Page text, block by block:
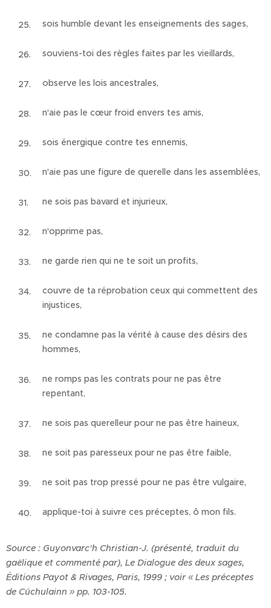
sois humble devant les enseignements des sages,
souviens-toi des règles faites par les vieillards,
observe les lois ancestrales,
n'aie pas le cœur froid envers tes amis,
sois énergique contre tes ennemis,
n'aie pas une figure de querelle dans les assemblées,
ne sois pas bavard et injurieux,
n'opprime pas,
ne garde rien qui ne te soit un profits,
couvre de ta réprobation ceux qui commettent des
injustices,
ne condamne pas la vérité à cause des désirs des
hommes,
ne romps pas les contrats pour ne pas être
repentant,
ne sois pas querelleur pour ne pas être haineux,
ne soit pas paresseux pour ne pas être faible,
ne soit pas trop pressé pour ne pas être vulgaire,
applique-toi à suivre ces préceptes, ô mon fils.
Source : Guyonvarc'h Christian-J. (présenté, traduit du
gaëlique et commenté par), Le Dialogue des deux sages,
Éditions Payot & Rivages, Paris, 1999 ; voir « Les préceptes
de Cúchulainn » pp. 103-105.